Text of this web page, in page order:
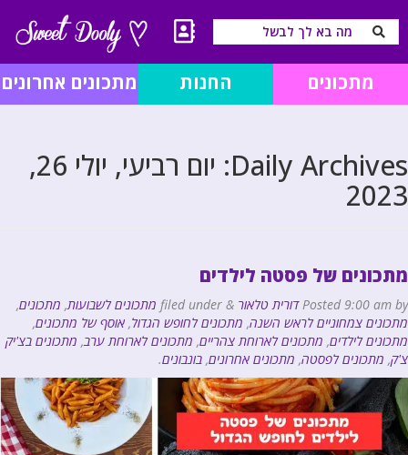
מתכונים החנות מתכונים אחרונים
Daily Archives:
יום רביעי, יולי 26,
2023
מתכונים של פסטה לילדים
Posted9:00 am by דורית טלאור & מתכונים לשבועות, מתכונים,
מתכונים צמחוניים לראש השנה, מתכונים לחופש הגדול, אוסף של מתכונים,
מתכונים לילדים, מתכונים לארוחת צהריים, מתכונים לארוחת ערב, מתכונים בצ'יק
צ'ק, מתכונים לפסטה, מתכונים אחרונים, בונבונים.